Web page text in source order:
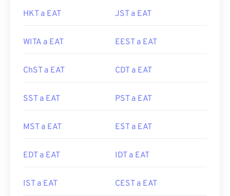
HKT a EAT JST a EAT
WITA a EAT EEST a EAT
ChST a EAT CDT a EAT
SST a EAT PST a EAT
MST a EAT EST a EAT
EDT a EAT IDT a EAT
IST a EAT CEST a EAT